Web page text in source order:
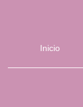
Inicio